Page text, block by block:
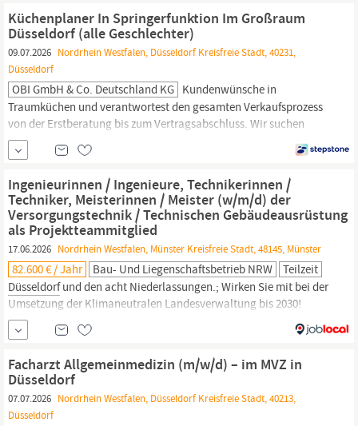
Einsparungspotenziale und Optimierungsmöglichkeiten...
Küchenplaner In Springerfunktion Im Großraum
Düsseldorf (alle Geschlechter)
09.07.2026 Nordrhein Westfalen, Düsseldorf Kreisfreie Stadt, 40231,
Düsseldorf
OBI GmbH & Co. Deutschland KG Kundenwünsche in
Traumküchen und verantwortest den gesamten Verkaufsprozess
von der Erstberatung bis zum Vertragsabschluss. Wir suchen
Vertriebsprofis mit Gespür für aktuelle Küchen-Trends sowie
Kreativität bei der Umsetzung! In deinem Stammmarkt in
bist du für folgende Themen verantwortlich:
Visualisierung von
Ingenieurinnen / Ingenieure, Technikerinnen /
Techniker, Meisterinnen / Meister (w/m/d) der
Versorgungstechnik / Technischen Gebäudeausrüstung
als Projektteammitglied
17.06.2026 Nordrhein Westfalen, Münster Kreisfreie Stadt, 48145, Münster
82.600 € / Jahr Bau- Und Liegenschaftsbetrieb NRW
Teilzeit
Düsseldorfund den acht Niederlassungen.; Wirken Sie mit bei der
Umsetzung der Klimaneutralen Landesverwaltung bis 2030!
Gestalten auch Sie mit uns zusammen das klima­neutrale
Immobilienportfolio des Landes NRW! – Mehr Infos finden Sie auf
unserer; Internetseite. Ihre Vorteile – Darauf können Sie sich
freuen! Work-Life-Balance/Flexibilität: Bei uns...
Facharzt Allgemeinmedizin (m/w/d) – im MVZ in
Düsseldorf
07.07.2026 Nordrhein Westfalen, Düsseldorf Kreisfreie Stadt, 40213,
Düsseldorf